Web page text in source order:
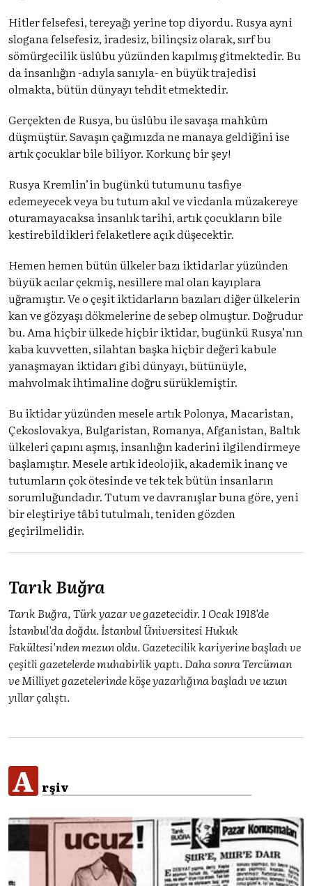
Hitler felsefesi, tereyağı yerine top diyordu. Rusya ayni
slogana felsefesiz, iradesiz, bilinçsiz olarak, sırf bu
sömürgecilik üslûbu yüzünden kapılmış gitmektedir. Bu
da insanlığın -adıyla sanıyla- en büyük trajedisi
olmakta, bütün dünyayı tehdit etmektedir.
Gerçekten de Rusya, bu üslûbu ile savaşa mahkûm
düşmüştür. Savaşın çağımızda ne manaya geldiğini ise
artık çocuklar bile biliyor. Korkunç bir şey!
Rusya Kremlin’in bugünkü tutumunu tasfiye
edemeyecek veya bu tutum akıl ve vicdanla müzakereye
oturamayacaksa insanlık tarihi, artık çocukların bile
kestirebildikleri felaketlere açık düşecektir.
Hemen hemen bütün ülkeler bazı iktidarlar yüzünden
büyük acılar çekmiş, nesillere mal olan kayıplara
uğramıştır. Ve o çeşit iktidarların bazıları diğer ülkelerin
kan ve gözyaşı dökmelerine de sebep olmuştur. Doğrudur
bu. Ama hiçbir ülkede hiçbir iktidar, bugünkü Rusya’nın
kaba kuvvetten, silahtan başka hiçbir değeri kabule
yanaşmayan iktidarı gibi dünyayı, bütünüyle,
mahvolmak ihtimaline doğru sürüklemiştir.
Bu iktidar yüzünden mesele artık Polonya, Macaristan,
Çekoslovakya, Bulgaristan, Romanya, Afganistan, Baltık
ülkeleri çapını aşmış, insanlığın kaderini ilgilendirmeye
başlamıştır. Mesele artık ideolojik, akademik inanç ve
tutumların çok ötesinde ve tek tek bütün insanların
sorumluğundadır. Tutum ve davranışlar buna göre, yeni
bir eleştiriye tâbi tutulmalı, teniden gözden
geçirilmelidir.
Tarık Buğra
Tarık Buğra, Türk yazar ve gazetecidir. 1 Ocak 1918'de
İstanbul'da doğdu. İstanbul Üniversitesi Hukuk
Fakültesi'nden mezun oldu. Gazetecilik kariyerine başladı ve
çeşitli gazetelerde muhabirlik yaptı. Daha sonra Tercüman
ve Milliyet gazetelerinde köşe yazarlığına başladı ve uzun
yıllar çalıştı.
A rşiv